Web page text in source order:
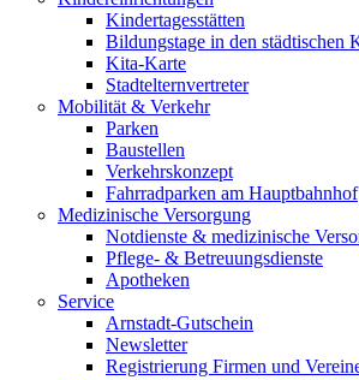
Kindertagesstätten
Bildungstage in den städtischen
Kita-Karte
Stadtelternvertreter
Mobilität & Verkehr
Parken
Baustellen
Verkehrskonzept
Fahrradparken am Hauptbahnhof
Medizinische Versorgung
Notdienste & medizinische
Pflege- & Betreuungsdienste
Apotheken
Service
Arnstadt-Gutschein
Newsletter
Registrierung Firmen und